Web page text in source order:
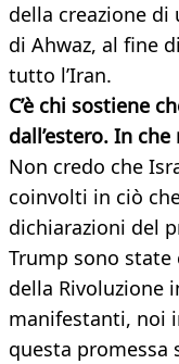
della creazione di
di Ahwaz, al fine
tutto l’Iran.
C’è chi sostiene
dall’estero. In
Non credo che
coinvolti in ciò
dichiarazioni del
Trump sono state
della Rivoluzione
manifestanti, noi
questa promessa